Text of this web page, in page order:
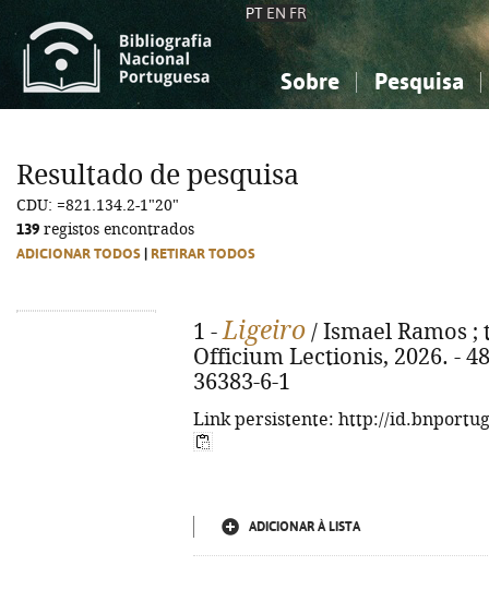
PT EN FR
Sobre Pesquisa
Ciências sociais...
Ciências sociais...
Resultado de pesquisa
CDU: =821.134.2-1"20"
139 registos encontrados
ADICIONAR TODOS RETIRAR TODOS
1 -Ligeiro / Ismael Ramos
Officium Lectionis, 2026. -
36383-6-1
Link persistente: http://
ADICIONAR À LISTA